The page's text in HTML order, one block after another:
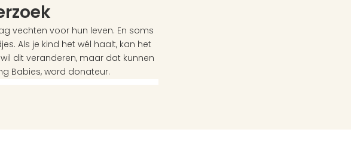
vechten voor hun leven. En soms
Als je kind het wél haalt, kan het
dit veranderen, maar dat kunnen
Babies, word donateur.